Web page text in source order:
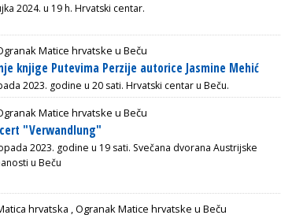
2024. u 19 h. Hrvatski centar.
Matice hrvatske u Beču
knjige Putevima Perzije autorice Jasmine Mehić
2023. godine u 20 sati. Hrvatski centar u Beču.
Matice hrvatske u Beču
"Verwandlung"
2023. godine u 19 sati. Svečana dvorana Austrijske
u Beču
hrvatska ,Ogranak Matice hrvatske u Beču